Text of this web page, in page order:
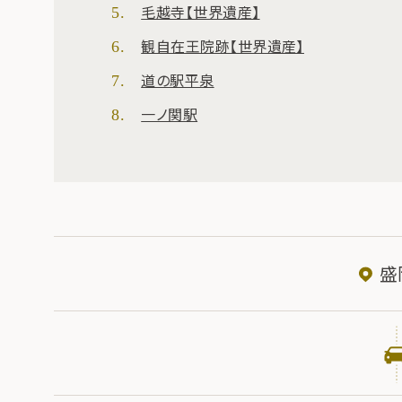
毛越寺【世界遺産】
観自在王院跡【世界遺産】
道の駅平泉
一ノ関駅